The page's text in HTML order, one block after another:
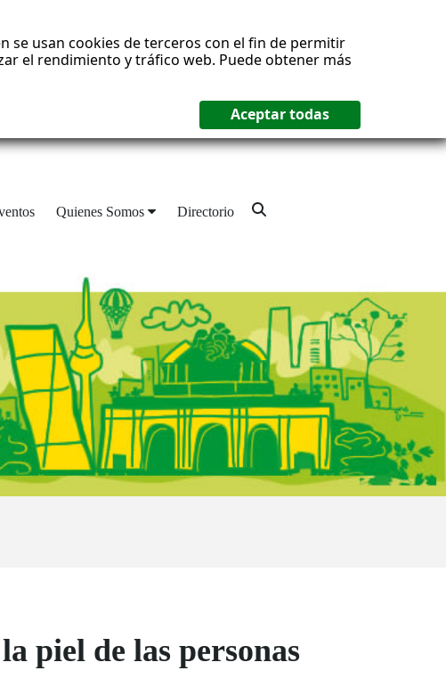
se usan cookies de terceros con el fin de permitir
el rendimiento y tráfico web. Puede obtener más
Quienes Somos Directorio
piel de las personas